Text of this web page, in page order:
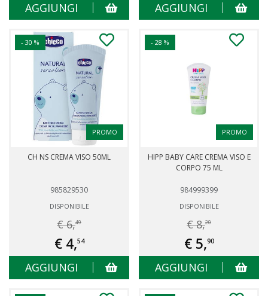
AGGIUNGI AGGIUNGI
- 30 %
PROMO
CH NS CREMA VISO 50ML
985829530
DISPONIBILE
€ 6,49
€ 4,54
AGGIUNGI
- 28 %
PROMO
HIPP BABY CARE CREMA VISO E
CORPO 75 ML
984999399
DISPONIBILE
€ 8,20
€ 5,90
AGGIUNGI